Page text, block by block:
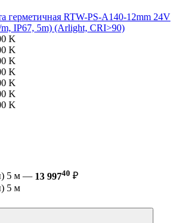
герметичная RTW-PS-A140-12mm 24V
IP67, 5m) (Arlight, CRI>90)
K
K
K
K
K
K
K
5 м — 13 99740 ₽
5 м